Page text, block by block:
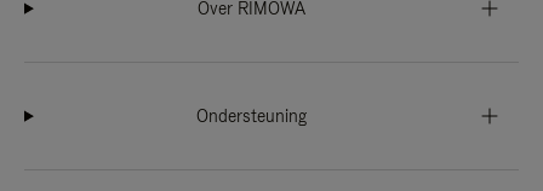
Over RIMOWA
Ondersteuning